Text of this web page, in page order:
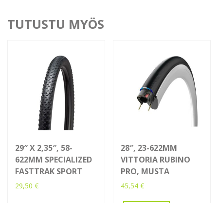
TUTUSTU MYÖS
29″ X 2,35″, 58-
622MM SPECIALIZED
FASTTRAK SPORT
29,50 €
28″, 23-622MM
VITTORIA RUBINO
PRO, MUSTA
45,54€